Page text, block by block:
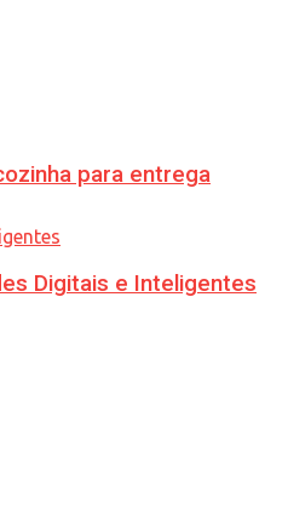
para entrega
Digitais e Inteligentes